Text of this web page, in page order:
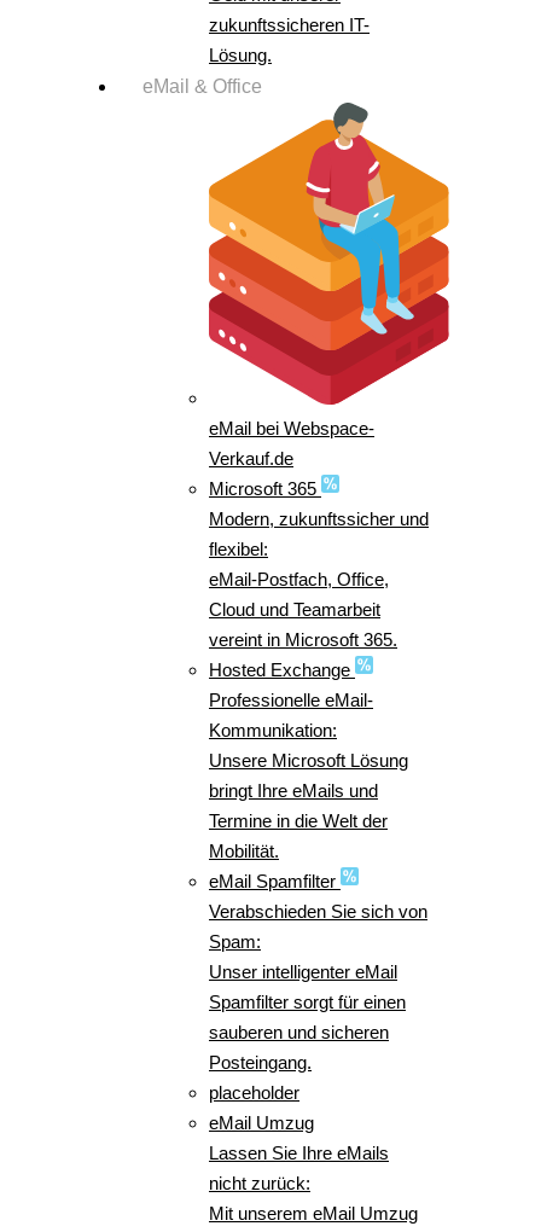
zukunftssicheren IT-
Lösung.
eMail & Office
eMail bei Webspace-
Verkauf.de
Microsoft 365
Modern, zukunftssicher und
flexibel:
eMail-Postfach, Office,
Cloud und Teamarbeit
vereint in Microsoft 365.
Hosted Exchange
Professionelle eMail-
Kommunikation:
Unsere Microsoft Lösung
bringt Ihre eMails und
Termine in die Welt der
Mobilität.
eMail Spamfilter
Verabschieden Sie sich von
Spam:
Unser intelligenter eMail
Spamfilter sorgt für einen
sauberen und sicheren
Posteingang.
placeholder
eMail Umzug
Lassen Sie Ihre eMails
nicht zurück:
Mit unserem eMail Umzug